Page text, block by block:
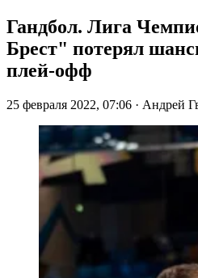
Гандбол. Лига
Брест" потерял
плей-офф
25 февраля 2022, 07:06 · Андрей